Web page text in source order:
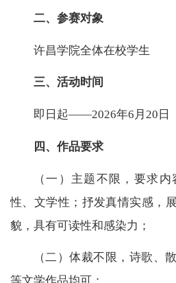
二、参赛对象
许昌学院全体在校学生
三、活动时间
即日起——2026年6月20日
四、作品要求
（一）主题不限，要求
性、文学性；抒发真情实感，
貌，具有可读性和感染力；
（二）体裁不限，诗歌、